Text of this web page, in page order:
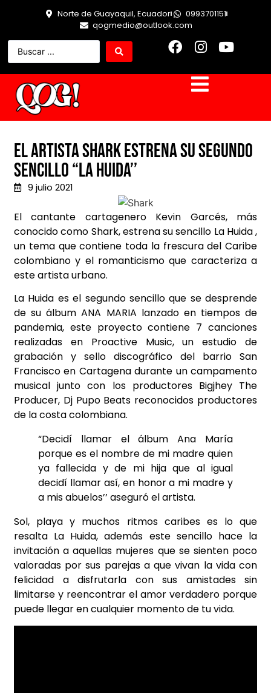
Norte de Guayaquil, Ecuador
0993701151
qogmedio@outlook.com
El artista Shark estrena su segundo
sencillo “La Huida’’
9 julio 2021
El cantante cartagenero Kevin Garcés, más
conocido como Shark, estrena su sencillo La Huida ,
un tema que contiene toda la frescura del Caribe
colombiano y el romanticismo que caracteriza a
este artista urbano.
La Huida es el segundo sencillo que se desprende
de su álbum ANA MARIA lanzado en tiempos de
pandemia, este proyecto contiene 7 canciones
realizadas en Proactive Music, un estudio de
grabación y sello discográfico del barrio San
Francisco en Cartagena durante un campamento
musical junto con los productores Bigjhey The
Producer, Dj Pupo Beats reconocidos productores
de la costa colombiana.
“Decidí llamar el álbum Ana María
porque es el nombre de mi madre quien
ya fallecida y de mi hija que al igual
decidí llamar así, en honor a mi madre y
a mis abuelos’’ aseguró el artista.
Sol, playa y muchos ritmos caribes es lo que
resalta La Huida, además este sencillo hace la
invitación a aquellas mujeres que se sienten poco
valoradas por sus parejas a que vivan la vida con
felicidad a disfrutarla con sus amistades sin
limitarse y reencontrar el amor verdadero porque
puede llegar en cualquier momento de tu vida.